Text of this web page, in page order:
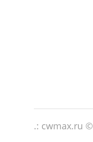
.: cwmax.ru ©